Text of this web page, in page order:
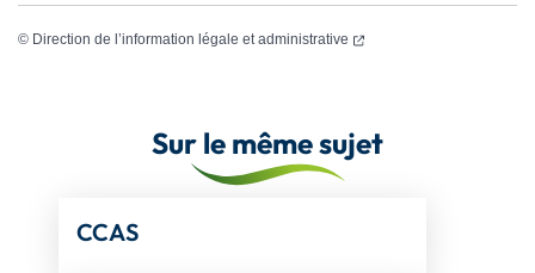
© Direction de l’information légale et administrative (ouverture dans un
Sur le même sujet
CCAS